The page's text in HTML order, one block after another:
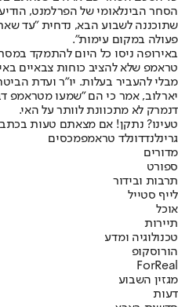
הסחר הבינלאומי של הפרלמנט,
שתוכננה לשבוע הבא, נדחית "עד
פעולה במקום עימות".
באירופה ניסו כל היום להתמקד
טראמפ שלא להציב כוחות צבאיים
מבלי להעביר בעלות. יו"ר ועדת
יארלוב, אמר כי הם "שמעו מטראמפ
דנמרק לא מתכוונת לוותר על האי.
טעינו? נתקן! אם מצאתם טעות
גרינלנדדונלד טראמפמכסים
מדורים
ספורט
תרבות ובידור
לייף סטייל
אוכל
תיירות
טכנולוגיה ומדע
הורוסקופ
ForReal
מגזין השבוע
דעות